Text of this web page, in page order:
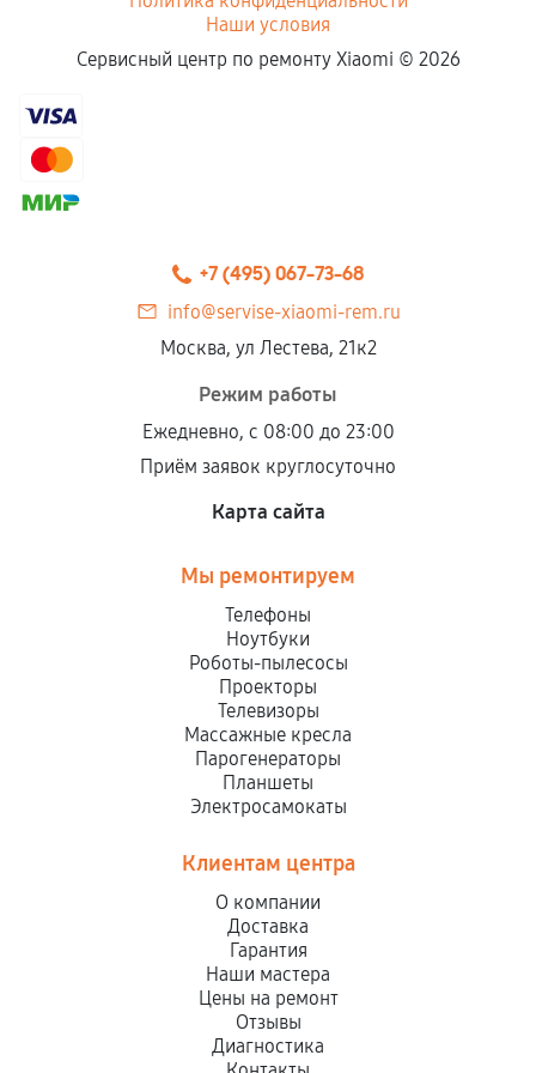
Наши условия
Сервисный центр по ремонту Xiaomi © 2026
+7 (495) 067-73-68
info@servise-xiaomi-rem.ru
Москва, ул Лестева, 21к2
Режим работы
Ежедневно, с 08:00 до 23:00
Приём заявок круглосуточно
Карта сайта
Мы ремонтируем
Телефоны
Ноутбуки
Роботы-пылесосы
Проекторы
Телевизоры
Массажные кресла
Парогенераторы
Планшеты
Электросамокаты
Клиентам центра
О компании
Доставка
Гарантия
Наши мастера
Цены на ремонт
Отзывы
Диагностика